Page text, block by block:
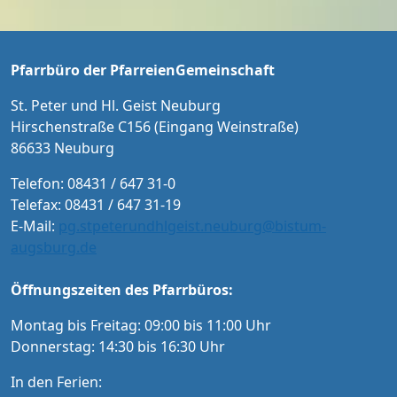
weis Karten an der Abendkasse und ab Sept
ion Neuburg und im Pfarrbüro der PG Neub
Pfarrbüro der PfarreienGemeinschaft
St. Peter und Hl. Geist Neuburg
Hirschenstraße C156 (Eingang Weinstraße)
86633 Neuburg
Telefon: 08431 / 647 31-0
Telefax: 08431 / 647 31-19
E-Mail: pg.stpeterundhlgeist.neuburg@bistum-
augsburg.de
Öffnungszeiten des Pfarrbüros:
Montag bis Freitag: 09:00 bis 11:00 Uhr
Donnerstag: 14:30 bis 16:30 Uhr
In den Ferien: